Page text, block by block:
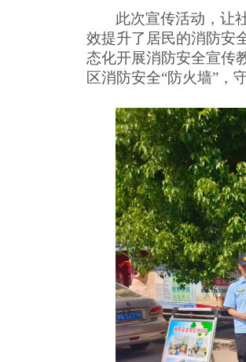
此次宣传活动，让
效提升了居民的消防安
态化开展消防安全宣传
区消防安全“防火墙”，